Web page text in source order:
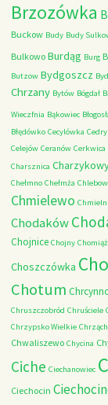
Brzozówka
Buckow Budy Budy
Bulkowo Burdąg Burg
Butzow Bydgoszcz
Chrzany Bytów Bógdał
Wieczfnia Bąkowiec
Błędówko Cecylówka Cedry
Celejów Ceranów Cerkwica
Charsznica
Chełmno Chełmża
Chmielewo
Chodaków
Chojnice Chojny
Choszczówka
Chotum
Chruszczobród Chruściele
Chrzypsko Wielkie
Chwaliszewo Chycina
Ciche Ciechanowiec
Ciechocin